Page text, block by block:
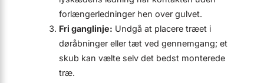
forlængerledninger hen over gulvet.
Fri ganglinje: Undgå at placere træet i
døråbninger eller tæt ved gennemgang; et
skub kan vælte selv det bedst monterede
træ.